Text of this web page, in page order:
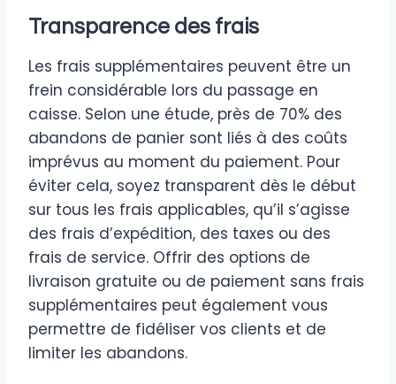
Transparence des frais
Les frais supplémentaires peuvent être un
frein considérable lors du passage en
caisse. Selon une étude, près de 70% des
abandons de panier sont liés à des coûts
imprévus au moment du paiement. Pour
éviter cela, soyez transparent dès le début
sur tous les frais applicables, qu’il s’agisse
des frais d’expédition, des taxes ou des
frais de service. Offrir des options de
livraison gratuite ou de paiement sans frais
supplémentaires peut également vous
permettre de fidéliser vos clients et de
limiter les abandons.